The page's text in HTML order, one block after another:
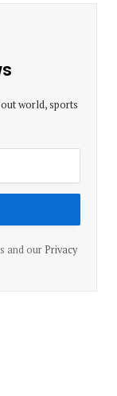
world, sports
and our Privacy